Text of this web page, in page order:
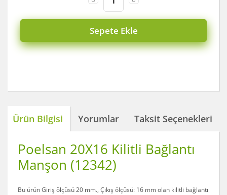
Sepete Ekle
Ürün Bilgisi Yorumlar Taksit Seçenekleri
Poelsan 20X16 Kilitli Bağlantı
Manşon (12342)
Bu ürün Giriş ölçüsü 20 mm., Çıkış ölçüsü: 16 mm olan kilitli bağlantı